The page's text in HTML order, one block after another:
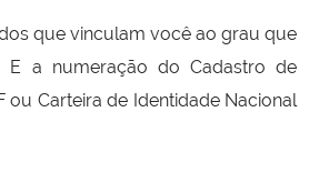
que vinculam você ao grau que
E a numeração do Cadastro de
ou Carteira de Identidade Nacional